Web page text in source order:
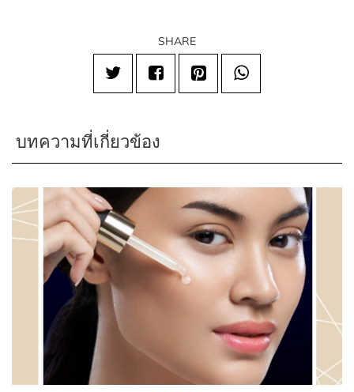
SHARE
บทความที่เกี่ยวข้อง